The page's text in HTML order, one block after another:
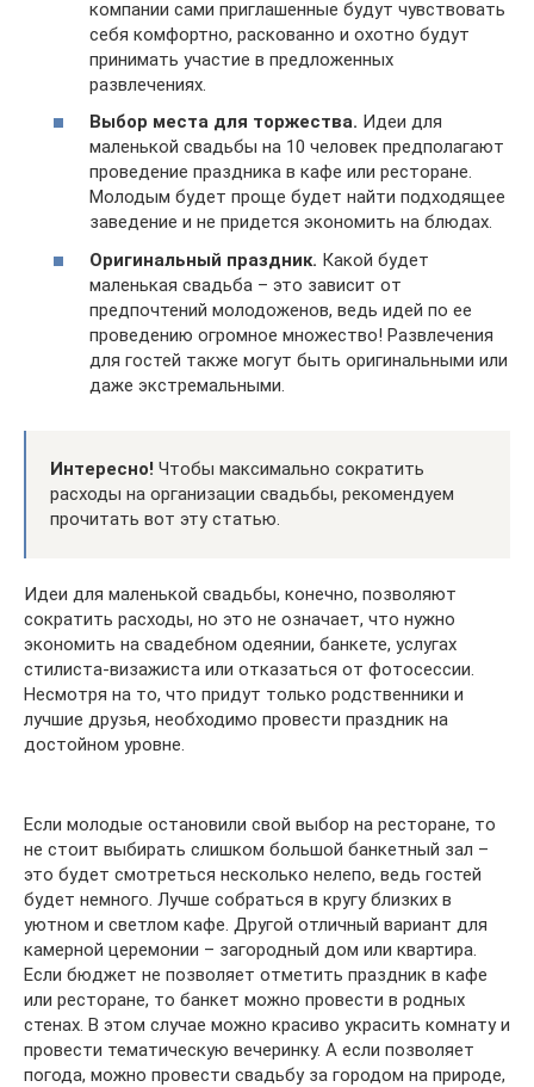
компании сами приглашенные будут чувствовать
себя комфортно, раскованно и охотно будут
принимать участие в предложенных
развлечениях.
Выбор места для торжества. Идеи для
маленькой свадьбы на 10 человек предполагают
проведение праздника в кафе или ресторане.
Молодым будет проще будет найти подходящее
заведение и не придется экономить на блюдах.
Оригинальный праздник. Какой будет
маленькая свадьба – это зависит от
предпочтений молодоженов, ведь идей по ее
проведению огромное множество! Развлечения
для гостей также могут быть оригинальными или
даже экстремальными.
Интересно! Чтобы максимально сократить
расходы на организации свадьбы, рекомендуем
прочитать вот эту статью.
Идеи для маленькой свадьбы, конечно, позволяют
сократить расходы, но это не означает, что нужно
экономить на свадебном одеянии, банкете, услугах
стилиста-визажиста или отказаться от фотосессии.
Несмотря на то, что придут только родственники и
лучшие друзья, необходимо провести праздник на
достойном уровне.
Если молодые остановили свой выбор на ресторане, то
не стоит выбирать слишком большой банкетный зал –
это будет смотреться несколько нелепо, ведь гостей
будет немного. Лучше собраться в кругу близких в
уютном и светлом кафе. Другой отличный вариант для
камерной церемонии – загородный дом или квартира.
Если бюджет не позволяет отметить праздник в кафе
или ресторане, то банкет можно провести в родных
стенах. В этом случае можно красиво украсить комнату и
провести тематическую вечеринку. А если позволяет
погода, можно провести свадьбу за городом на природе,